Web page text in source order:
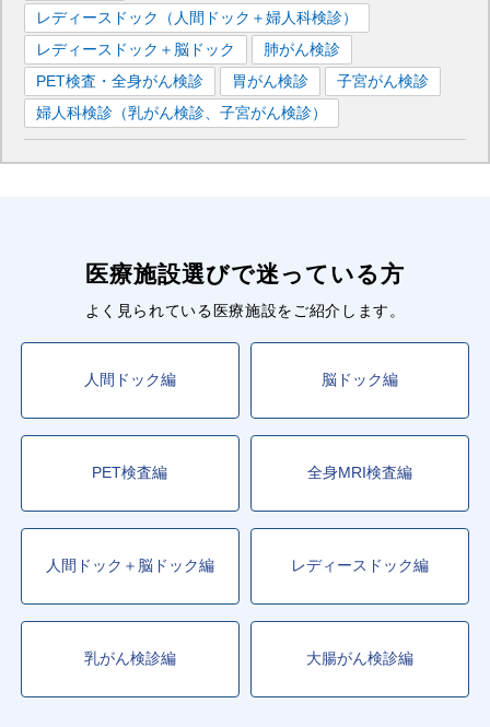
レディースドック（人間ドック＋婦人科検診）
レディースドック＋脳ドック
肺がん検診
PET検査・全身がん検診
胃がん検診
子宮がん検診
婦人科検診（乳がん検診、子宮がん検診）
医療施設選びで迷っている方
よく見られている医療施設をご紹介します。
人間ドック編 脳ドック編
PET検査編 全身MRI検査編
人間ドック＋脳ドック編 レディースドック編
乳がん検診編 大腸がん検診編